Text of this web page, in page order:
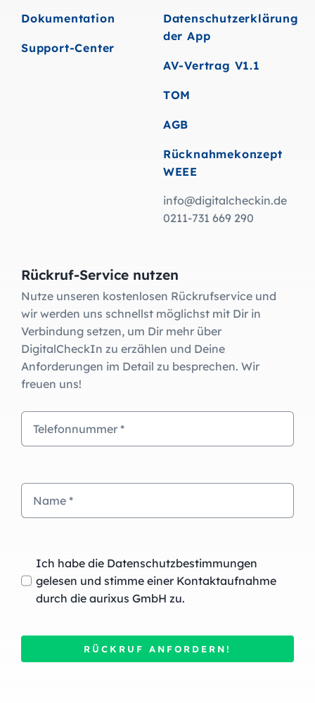
Dokumentation
Support-Center
Datenschutzerklärung
der App
AV-Vertrag V1.1
TOM
AGB
Rücknahmekonzept
WEEE
info@digitalcheckin.de
0211-731 669 290
Rückruf-Service nutzen
Nutze unseren kostenlosen Rückrufservice und
wir werden uns schnellst möglichst mit Dir in
Verbindung setzen, um Dir mehr über
DigitalCheckIn zu erzählen und Deine
Anforderungen im Detail zu besprechen. Wir
freuen uns!
Ich habe die Datenschutzbestimmungen
gelesen und stimme einer Kontaktaufnahme
durch die aurixus GmbH zu.
RÜCKRUF ANFORDERN!